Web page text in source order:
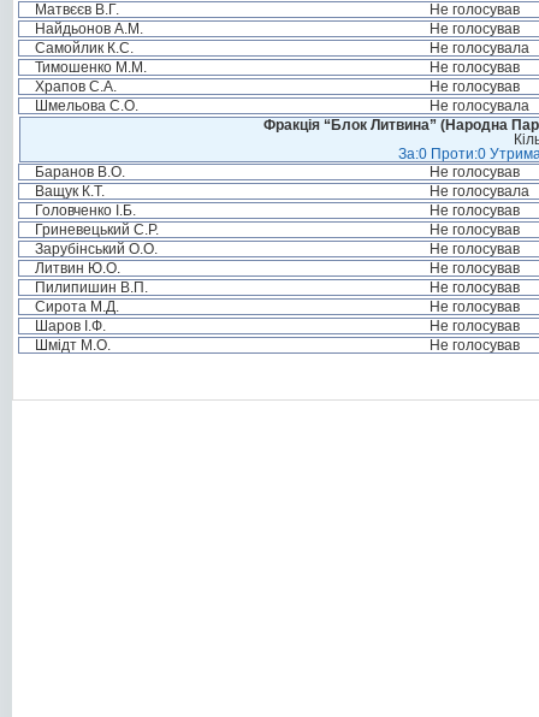
Матвєєв В.Г.
Не голосував
Найдьонов А.М.
Не голосував
Самойлик К.С.
Не голосувала
Тимошенко М.М.
Не голосував
Храпов С.А.
Не голосував
Шмельова С.О.
Не голосувала
Фракція “Блок Литвина” (Народна
За:0 Проти:0
Баранов В.О.
Не голосував
Ващук К.Т.
Не голосувала
Головченко І.Б.
Не голосував
Гриневецький С.Р.
Не голосував
Зарубінський О.О.
Не голосував
Литвин Ю.О.
Не голосував
Пилипишин В.П.
Не голосував
Сирота М.Д.
Не голосував
Шаров І.Ф.
Не голосував
Шмідт М.О.
Не голосував